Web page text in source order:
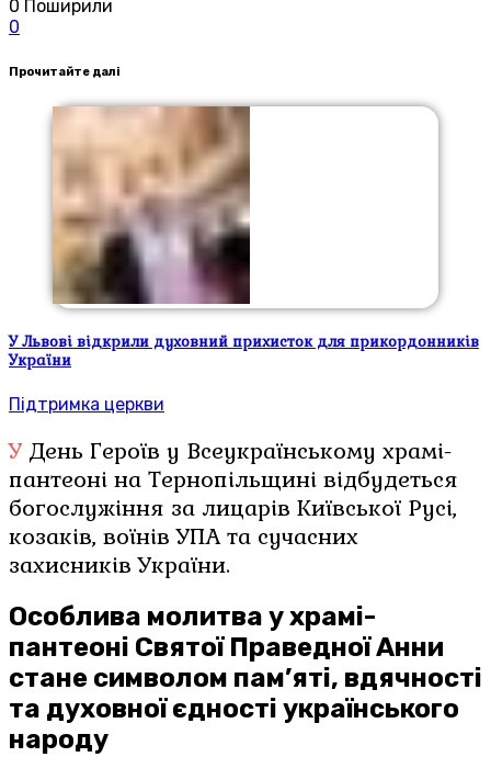
0 Поширили
0
Прочитайте далі
У Львові відкрили духовний прихисток для прикордонників
України
Підтримка церкви
У День Героїв у Всеукраїнському храмі-
пантеоні на Тернопільщині відбудеться
богослужіння за лицарів Київської Русі,
козаків, воїнів УПА та сучасних
захисників України.
Особлива молитва у храмі-
пантеоні Святої Праведної Анни
стане символом пам’яті, вдячності
та духовної єдності українського
народу